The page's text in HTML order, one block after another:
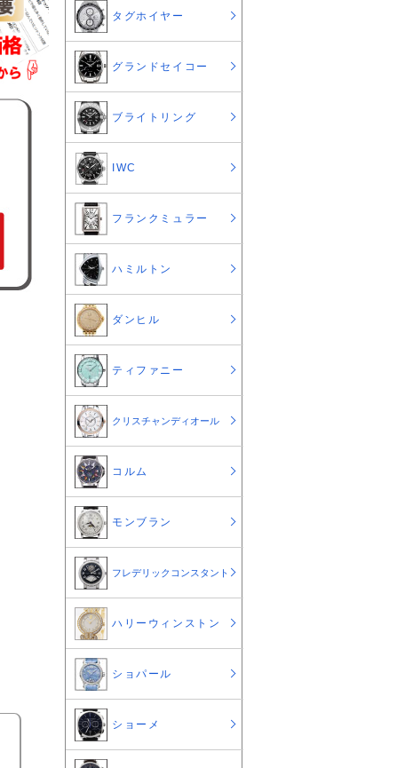
タグホイヤー
グランドセイコー
ブライトリング
IWC
フランクミュラー
ハミルトン
ダンヒル
ティファニー
クリスチャンディオール
コルム
モンブラン
フレデリックコンスタント
ハリーウィンストン
ショパール
ショーメ